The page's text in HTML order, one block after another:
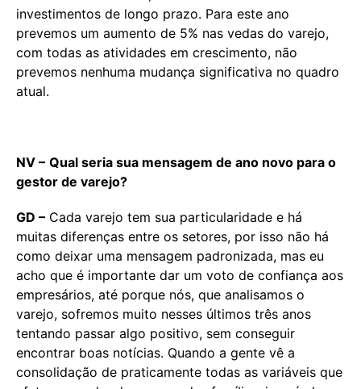
investimentos de longo prazo. Para este ano
prevemos um aumento de 5% nas vedas do varejo,
com todas as atividades em crescimento, não
prevemos nenhuma mudança significativa no quadro
atual.
NV – Qual seria sua mensagem de ano novo para o
gestor de varejo?
GD – Cada varejo tem sua particularidade e há
muitas diferenças entre os setores, por isso não há
como deixar uma mensagem padronizada, mas eu
acho que é importante dar um voto de confiança aos
empresários, até porque nós, que analisamos o
varejo, sofremos muito nesses últimos três anos
tentando passar algo positivo, sem conseguir
encontrar boas notícias. Quando a gente vê a
consolidação de praticamente todas as variáveis que